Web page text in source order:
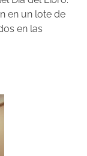
en un lote de
en las